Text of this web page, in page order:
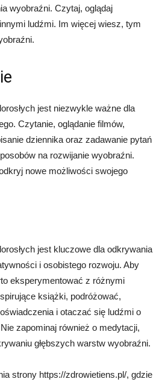
wyobraźni. Czytaj, oglądaj
ludźmi. Im więcej wiesz, tym
jest niezwykle ważne dla
Czytanie, oglądanie filmów,
dziennika oraz zadawanie pytań
na rozwijanie wyobraźni.
nowe możliwości swojego
jest kluczowe dla odkrywania
i osobistego rozwoju. Aby
eksperymentować z różnymi
książki, podróżować,
i otaczać się ludźmi o
zapominaj również o medytacji,
głębszych warstw wyobraźni.
strony https://zdrowietiens.pl/, gdzie